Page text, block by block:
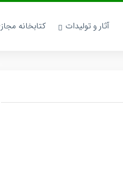
آثار و تولیدات کتابخانه